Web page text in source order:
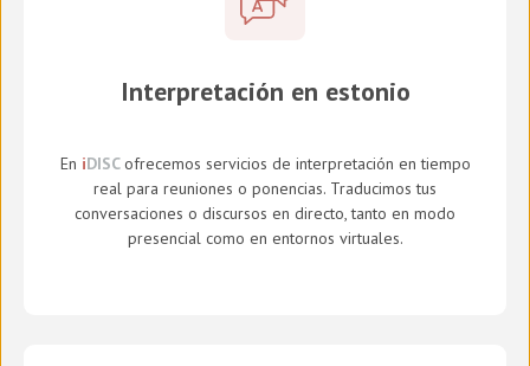
Interpretación en estonio
En iDISC ofrecemos servicios de interpretación en tiempo
real para reuniones o ponencias. Traducimos tus
conversaciones o discursos en directo, tanto en modo
presencial como en entornos virtuales.